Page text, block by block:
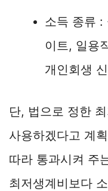
소득 종류 :
이트, 일용
개인회생
단, 법으로 정한
사용하겠다고 계
따라 통과시켜 주
최저생계비보다